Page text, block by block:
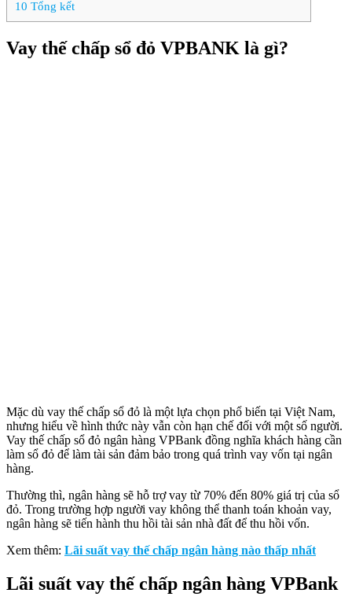
10 Tổng kết
Vay thế chấp sổ đỏ VPBANK là gì?
Mặc dù vay thế chấp sổ đỏ là một lựa chọn phổ biến tại Việt Nam,
nhưng hiểu về hình thức này vẫn còn hạn chế đối với một số người.
Vay thế chấp sổ đỏ ngân hàng VPBank đồng nghĩa khách hàng cần
làm sổ đỏ để làm tài sản đảm bảo trong quá trình vay vốn tại ngân
hàng.
Thường thì, ngân hàng sẽ hỗ trợ vay từ 70% đến 80% giá trị của sổ
đỏ. Trong trường hợp người vay không thể thanh toán khoản vay,
ngân hàng sẽ tiến hành thu hồi tài sản nhà đất để thu hồi vốn.
Xem thêm: Lãi suất vay thế chấp ngân hàng nào thấp nhất
Lãi suất vay thế chấp ngân hàng VPBank